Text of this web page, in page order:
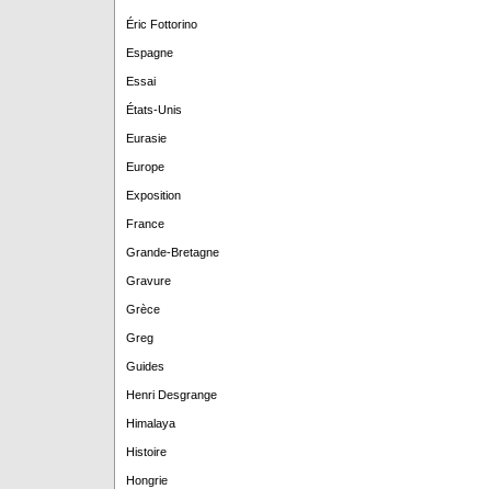
Éric Fottorino
Espagne
Essai
États-Unis
Eurasie
Europe
Exposition
France
Grande-Bretagne
Gravure
Grèce
Greg
Guides
Henri Desgrange
Himalaya
Histoire
Hongrie